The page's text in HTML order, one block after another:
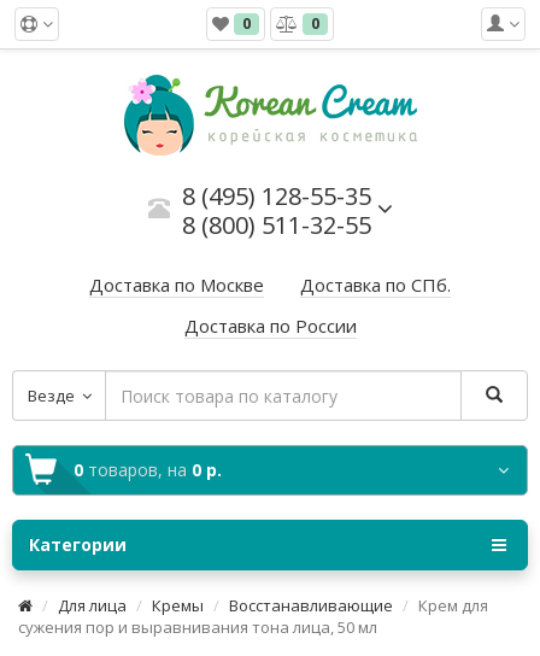
0 0
8 (495) 128-55-35
8 (800) 511-32-55
Доставка по Москве
Доставка по СПб.
Доставка по России
Везде
0 товаров, на 0 р.
Категории
Для лица Кремы Восстанавливающие
Крем для
сужения пор и выравнивания тона лица, 50 мл